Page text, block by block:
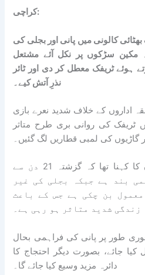
کراچی:
کالونی میں پانی اور بجلی کی
مکین سڑکوں پر نکل آئے مشتعل
ہوئے ٹریفک معطل کر دی اور ٹائر
نذرِ آتش کیے۔
اداروں کے خلاف شدید نعرے بازی
کی روانی بری طرح متاثر
گاڑیوں کی لمبی قطاریں لگ گئیں۔
احتجاج میں شریک شہریوں کا کہنا تھا کہ گزشتہ 21 دن سے
بند ہے جبکہ بجلی کی غیر
معمول بن چکی ہے جس کے باعث
زندگی شدید متاثر ہو رہی ہے۔
طور پر پانی کی فراہمی بحال
جائے، بصورت دیگر احتجاج کا
دائرہ مزید وسیع کیا جائے گا۔